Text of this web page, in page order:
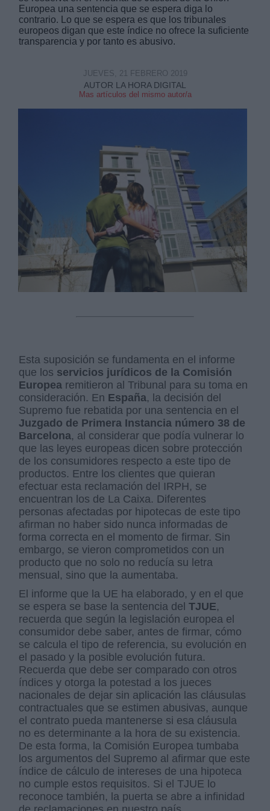
Europea una sentencia que se espera diga lo
contrario. Lo que se espera es que los tribunales
europeos digan que este índice no ofrece la suficiente
transparencia y por tanto es abusivo.
AUTOR LA HORA DIGITAL
Mas artículos del mismo autor/a
JUEVES, 21 FEBRERO 2019
Esta suposición se fundamenta en el informe
que los servicios jurídicos de la Comisión
Europea remitieron al Tribunal para su toma en
consideración. En España, la decisión del
Supremo fue rebatida por una sentencia en el
Juzgado de Primera Instancia número 38 de
Barcelona, al considerar que podía vulnerar lo
que las leyes europeas dicen sobre protección
de los consumidores respecto a este tipo de
productos. Entre los clientes que quieran
efectuar esta reclamación del IRPH, se
encuentran los de La Caixa. Diferentes
personas afectadas por hipotecas de este tipo
afirman no haber sido nunca informadas de
forma correcta en el momento de firmar. Sin
embargo, se vieron comprometidos con un
producto que no solo no reducía su letra
mensual, sino que la aumentaba.
El informe que la UE ha elaborado, y en el que
se espera se base la sentencia delTJUE,
recuerda que según la legislación europea el
consumidor debe saber, antes de firmar, cómo
se calcula el tipo de referencia, su evolución en
el pasado y la posible evolución futura.
Recuerda que debe ser comparado con otros
índices y otorga la potestad a los jueces
nacionales de dejar sin aplicación las cláusulas
contractuales que se estimen abusivas, aunque
el contrato pueda mantenerse si esa cláusula
no es determinante a la hora de su existencia.
De esta forma, la Comisión Europea tumbaba
los argumentos del Supremo al afirmar que este
índice de cálculo de intereses de una hipoteca
no cumple estos requisitos. Si el TJUE lo
reconoce también, la puerta se abre a infinidad